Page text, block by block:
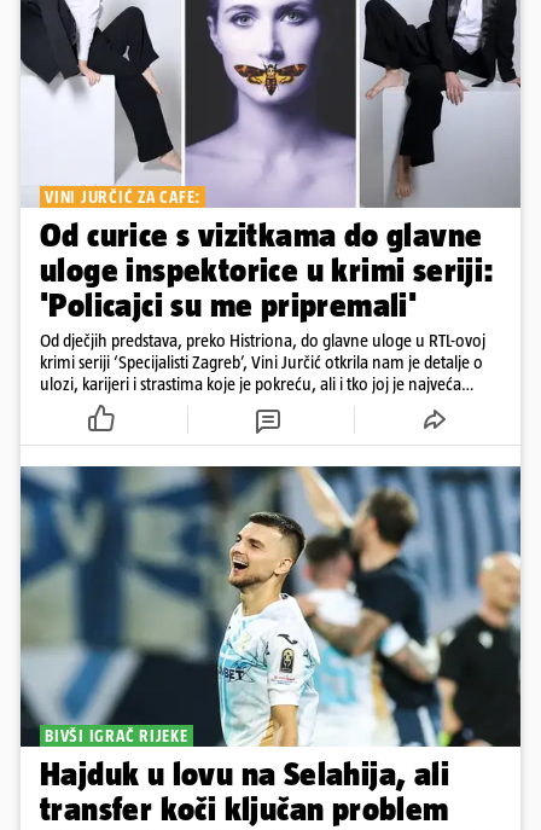
VINI JURČIĆ ZA CAFE:
Od curice s vizitkama do glavne
uloge inspektorice u krimi seriji:
'Policajci su me pripremali'
Od dječjih predstava, preko Histriona, do glavne uloge u RTL-ovoj
krimi seriji ‘Specijalisti Zagreb’, Vini Jurčić otkrila nam je detalje o
ulozi, karijeri i strastima koje je pokreću, ali i tko joj je najveća
podrška iza kamera
BIVŠI IGRAČ RIJEKE
Hajduk u lovu na Selahija, ali
transfer koči ključan problem